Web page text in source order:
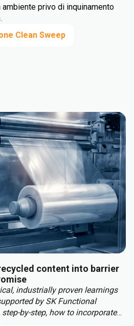
privo di inquinamento
Clean Sweep
content into barrier
industrially proven learnings
by SK Functional
by-step, how to incorporate